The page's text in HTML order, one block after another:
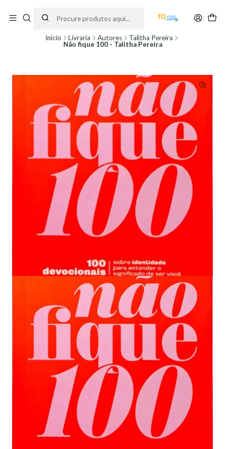
partir do dia 11 de Agosto, às 10H.
Início Livraria Autores
Talitha Pereira
Não fique 100 - Talitha Pereira